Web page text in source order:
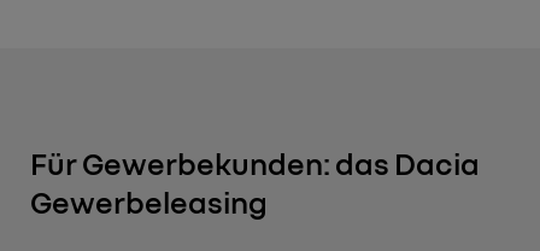
Für Gewerbekunden: das Dacia
Gewerbeleasing